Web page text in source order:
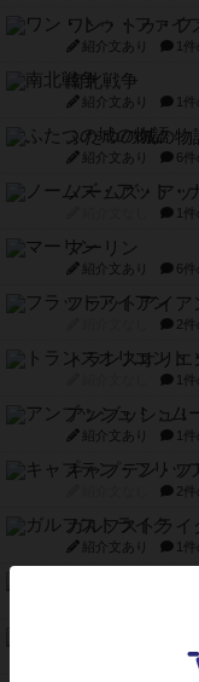
ワン・トゥ・フ
紹介文あり 1
南北戦争
紹介文あり 1
ふたつの城の物
紹介文あり 6件
ノームズ・アッ
1
マーリン
紹介文あり 6件
フラットアイア
2件
トランスオリエ
1
アンブッシュ！
紹介文あり 1
キャプテン・
2件
ガルフストライ
紹介文あり 1
8
12